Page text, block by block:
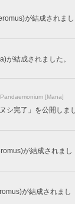
が結成されまし
が結成されました。
Pandaemonium [Mana]
シ完了」を公開しま
が結成されまし
が結成されまし